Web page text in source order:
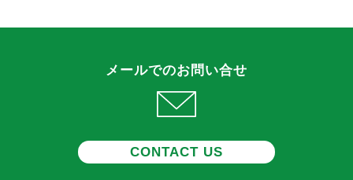
メールでのお問い合せ
CONTACT US